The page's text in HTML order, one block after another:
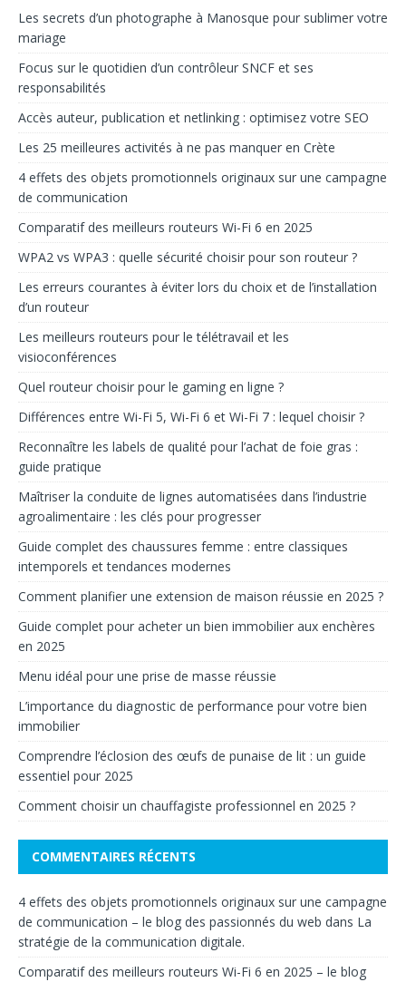
Les secrets d’un photographe à Manosque pour sublimer votre
mariage
Focus sur le quotidien d’un contrôleur SNCF et ses
responsabilités
Accès auteur, publication et netlinking : optimisez votre SEO
Les 25 meilleures activités à ne pas manquer en Crète
4 effets des objets promotionnels originaux sur une campagne
de communication
Comparatif des meilleurs routeurs Wi-Fi 6 en 2025
WPA2 vs WPA3 : quelle sécurité choisir pour son routeur ?
Les erreurs courantes à éviter lors du choix et de l’installation
d’un routeur
Les meilleurs routeurs pour le télétravail et les
visioconférences
Quel routeur choisir pour le gaming en ligne ?
Différences entre Wi-Fi 5, Wi-Fi 6 et Wi-Fi 7 : lequel choisir ?
Reconnaître les labels de qualité pour l’achat de foie gras :
guide pratique
Maîtriser la conduite de lignes automatisées dans l’industrie
agroalimentaire : les clés pour progresser
Guide complet des chaussures femme : entre classiques
intemporels et tendances modernes
Comment planifier une extension de maison réussie en 2025 ?
Guide complet pour acheter un bien immobilier aux enchères
en 2025
Menu idéal pour une prise de masse réussie
L’importance du diagnostic de performance pour votre bien
immobilier
Comprendre l’éclosion des œufs de punaise de lit : un guide
essentiel pour 2025
Comment choisir un chauffagiste professionnel en 2025 ?
COMMENTAIRES RÉCENTS
4 effets des objets promotionnels originaux sur une campagne
de communication – le blog des passionnés du web dans La
stratégie de la communication digitale.
Comparatif des meilleurs routeurs Wi-Fi 6 en 2025 – le blog